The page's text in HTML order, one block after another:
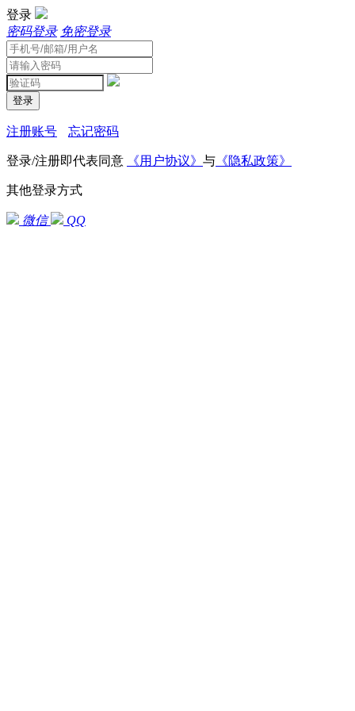
登录
密码登录 免密登录
登录
注册账号 忘记密码
登录/注册即代表同意 《用户协议》 与 《隐私政策》
其他登录方式
微信 QQ